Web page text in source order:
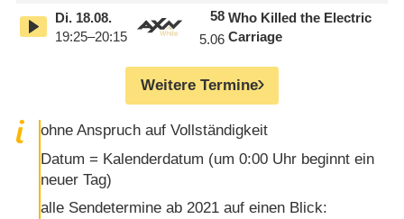
Di.18.08.
19:25–20:15
58
5.06
Who Killed the Electric
Carriage
Weitere Termine
ohne Anspruch auf Vollständigkeit
Datum = Kalenderdatum (um 0:00 Uhr beginnt ein
neuer Tag)
alle Sendetermine ab 2021 auf einen Blick: